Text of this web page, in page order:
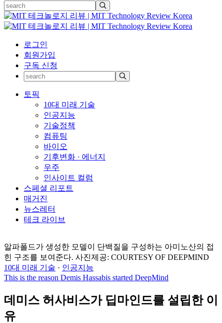
로그인
회원가입
구독 신청
토픽
10대 미래 기술
인공지능
기술정책
컴퓨팅
바이오
기후변화 · 에너지
우주
인사이트 컬럼
스페셜 리포트
매거진
뉴스레터
테크 라이브
알파폴드가 생성한 모델이 단백질을 구성하는 아미노산의 접
힌 구조를 보여준다. 사진제공: COURTESY OF DEEPMIND
10대 미래 기술 · 인공지능
This is the reason Demis Hassabis started DeepMind
데미스 허사비스가 딥마인드를 설립한 이
유